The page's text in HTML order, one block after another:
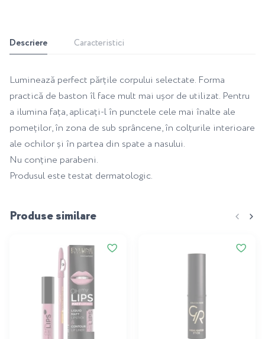
Descriere Caracteristici
Luminează perfect părțile corpului selectate. Forma
practică de baston îl face mult mai ușor de utilizat. Pentru
a ilumina fața, aplicați-l în punctele cele mai înalte ale
pomeților, în zona de sub sprâncene, în colțurile interioare
ale ochilor și în partea din spate a nasului.
Nu conține parabeni.
Produsul este testat dermatologic.
Produse similare